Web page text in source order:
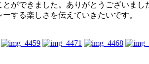
ができました。ありがとうございまし
する楽しさを伝えていきたいです。